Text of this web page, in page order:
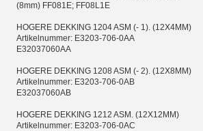
(8mm) FF081E; FF08L1E
HOGERE DEKKING 1204 ASM (- 1). (12X4MM)
Artikelnummer: E3203-706-0AA
E32037060AA
HOGERE DEKKING 1208 ASM (- 2). (12X8MM)
Artikelnummer: E3203-706-0AB
E32037060AB
HOGERE DEKKING 1212 ASM. (12X12MM)
Artikelnummer: E3203-706-0AC